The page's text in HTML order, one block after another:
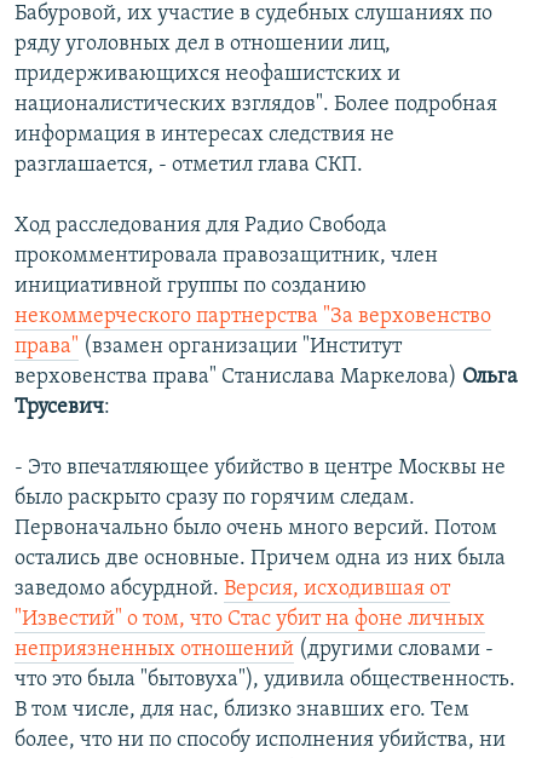
Бабуровой, их участие в судебных слушаниях по
ряду уголовных дел в отношении лиц,
придерживающихся неофашистских и
националистических взглядов". Более подробная
информация в интересах следствия не
разглашается, - отметил глава СКП.
Ход расследования для Радио Свобода
прокомментировала правозащитник, член
инициативной группы по созданию
некоммерческого партнерства "За верховенство
права" (взамен организации "Институт
верховенства права" Станислава Маркелова) Ольга
Трусевич:
- Это впечатляющее убийство в центре Москвы не
было раскрыто сразу по горячим следам.
Первоначально было очень много версий. Потом
остались две основные. Причем одна из них была
заведомо абсурдной. Версия, исходившая от
"Известий" о том, что Стас убит на фоне личных
неприязненных отношений (другими словами -
что это была "бытовуха"), удивила общественность.
В том числе, для нас, близко знавших его. Тем
более, что ни по способу исполнения убийства, ни